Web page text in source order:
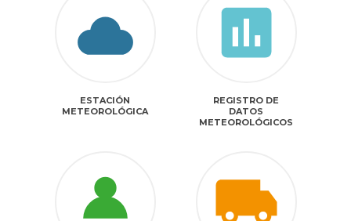
ESTACIÓN
METEOROLÓGICA
REGISTRO DE
DATOS
METEOROLÓGICOS